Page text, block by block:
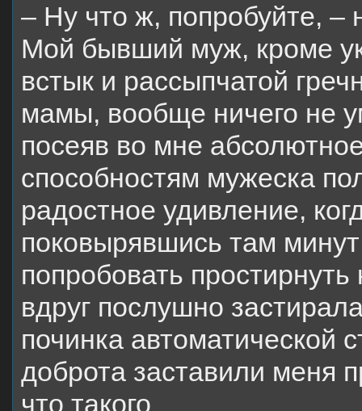
– Ну что ж, попробуйте, –
Мой бывший муж, кроме
встык и рассыпчатой
мамы, вообще ничего не
посеяв во мне
способностям мужеска
радостное удивление,
поковырявшись там
попробовать
вдруг послушно
починка
доброта заставили меня
что такого